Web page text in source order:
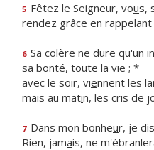
5 Fêtez le Seigneur, vous,
rendez grâce en rappelant
6 Sa colère ne dure qu'un
sa bonté, toute la vie ; *
avec le soir, viennent les
mais au matin, les cris de
7 Dans mon bonheur, je
Rien, jamais, ne